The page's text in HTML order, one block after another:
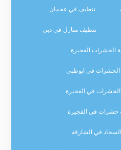
تنظيف في عجمان
تنظيف منازل في دبي
الحشرات الفجيرة
في ابوظبي
في الفجيرة
حشرات في الفجيرة
في الشارقة